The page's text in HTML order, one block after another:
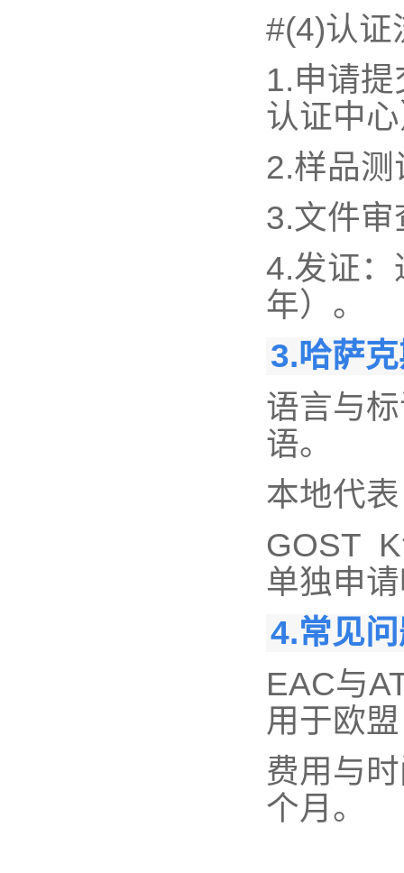
#(4)认证
1.申请
认证中
2.样品
3.文件
4.发证：
年）。
3.哈萨
语言与
语。
本地代
GOST
单独申
4.常见
EAC与
用于欧
费用与
个月。